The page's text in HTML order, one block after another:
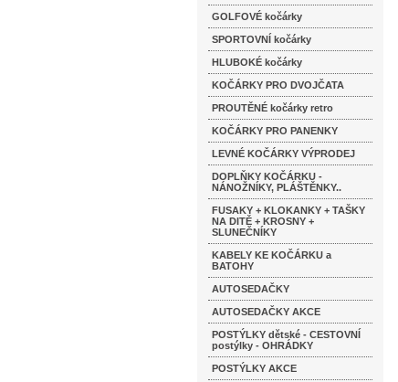
GOLFOVÉ kočárky
SPORTOVNÍ kočárky
HLUBOKÉ kočárky
KOČÁRKY PRO DVOJČATA
PROUTĚNÉ kočárky retro
KOČÁRKY PRO PANENKY
LEVNÉ KOČÁRKY VÝPRODEJ
DOPLŇKY KOČÁRKU -
NÁNOŽNÍKY, PLÁŠTĚNKY..
FUSAKY + KLOKANKY + TAŠKY
NA DITĚ + KROSNY +
SLUNEČNÍKY
KABELY KE KOČÁRKU a
BATOHY
AUTOSEDAČKY
AUTOSEDAČKY AKCE
POSTÝLKY dětské - CESTOVNÍ
postýlky - OHRÁDKY
POSTÝLKY AKCE